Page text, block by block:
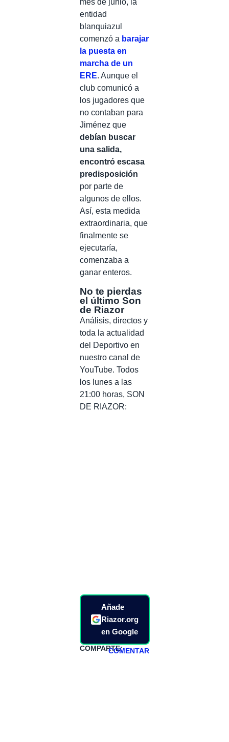
entidad
blanquiazul
comenzó a barajar
la puesta en
marcha de un
ERE. Aunque el
club comunicó a
los jugadores que
no contaban para
Jiménez que
debían buscar
una salida,
encontró escasa
predisposición
por parte de
algunos de ellos.
Así, esta medida
extraordinaria, que
finalmente se
ejecutaría,
comenzaba a
ganar enteros.
No te pierdas
el último Son
de Riazor
Análisis, directos y
toda la actualidad
del Deportivo en
nuestro canal de
YouTube. Todos
los lunes a las
21:00 horas, SON
DE RIAZOR:
Añade
Riazor.org
en Google
COMPARTE:COMENTAR